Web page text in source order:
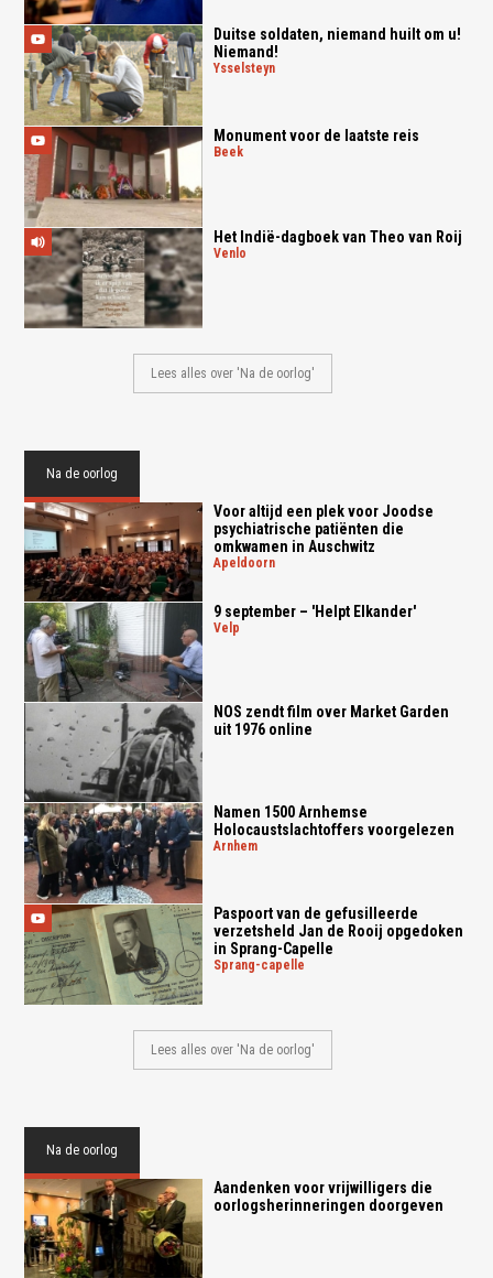
Duitse soldaten, niemand huilt om u!
Niemand!
ysselsteyn
Monument voor de laatste reis
beek
Het Indië-dagboek van Theo van Roij
venlo
Lees alles over 'Na de oorlog'
Na de oorlog
Voor altijd een plek voor Joodse
psychiatrische patiënten die
omkwamen in Auschwitz
apeldoorn
9 september – 'Helpt Elkander'
velp
NOS zendt film over Market Garden
uit 1976 online
Namen 1500 Arnhemse
Holocaustslachtoffers voorgelezen
arnhem
Paspoort van de gefusilleerde
verzetsheld Jan de Rooij opgedoken
in Sprang-Capelle
sprang-capelle
Lees alles over 'Na de oorlog'
Na de oorlog
Aandenken voor vrijwilligers die
oorlogsherinneringen doorgeven